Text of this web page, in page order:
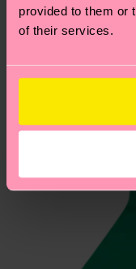
provided to them or
of their services.
Développement
Vous avez des
questions les plus